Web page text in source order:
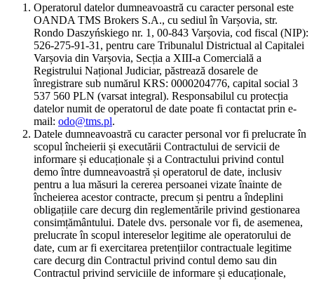
Operatorul datelor dumneavoastră cu caracter personal este
OANDA TMS Brokers S.A., cu sediul în Varșovia, str.
Rondo Daszyńskiego nr. 1, 00-843 Varșovia, cod fiscal (NIP):
526-275-91-31, pentru care Tribunalul Districtual al Capitalei
Varșovia din Varșovia, Secția a XIII-a Comercială a
Registrului Național Judiciar, păstrează dosarele de
înregistrare sub numărul KRS: 0000204776, capital social 3
537 560 PLN (varsat integral). Responsabilul cu protecția
datelor numit de operatorul de date poate fi contactat prin e-
mail: odo@tms.pl.
Datele dumneavoastră cu caracter personal vor fi prelucrate în
scopul încheierii și executării Contractului de servicii de
informare și educaționale și a Contractului privind contul
demo între dumneavoastră și operatorul de date, inclusiv
pentru a lua măsuri la cererea persoanei vizate înainte de
încheierea acestor contracte, precum și pentru a îndeplini
obligațiile care decurg din reglementările privind gestionarea
consimțământului. Datele dvs. personale vor fi, de asemenea,
prelucrate în scopul intereselor legitime ale operatorului de
date, cum ar fi exercitarea pretențiilor contractuale legitime
care decurg din Contractul privind contul demo sau din
Contractul privind serviciile de informare și educaționale,